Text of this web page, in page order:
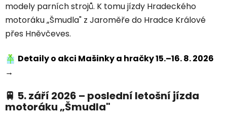
modely parních strojů. K tomu jízdy Hradeckého
motoráku „Šmudla" z Jaroměře do Hradce Králové
přes Hněvčeves.
Detaily o akci Mašinky a hračky 15.–16. 8. 2026
→
🚆 5. září 2026 – poslední letošní jízda
motoráku „Šmudla"